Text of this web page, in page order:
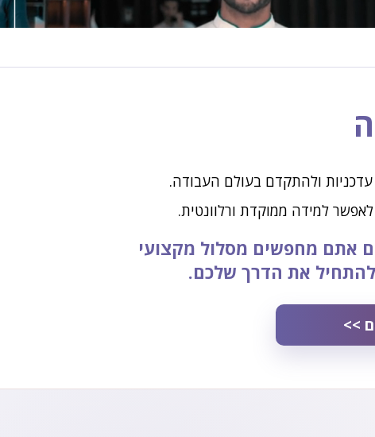
ולהתקדם בעולם העבודה.
למידה ממוקדת ורלוונטית.
אתם מחפשים מסלול מקצועי
להתחיל את הדרך שלכם.
>>